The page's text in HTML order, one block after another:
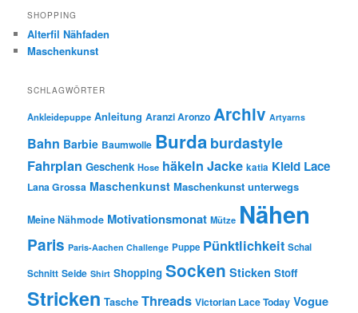
SHOPPING
Alterfil Nähfaden
Maschenkunst
SCHLAGWÖRTER
Ankleidepuppe Anleitung Aranzi Aronzo Archiv Artyarns
Bahn Barbie Baumwolle Burda burdastyle
Fahrplan Geschenk Hose häkeln Jacke katia Kleid Lace
Lana Grossa Maschenkunst Maschenkunst unterwegs
Meine Nähmode Motivationsmonat Mütze Nähen
Paris Paris-Aachen Challenge Puppe Pünktlichkeit Schal
Schnitt Seide Shirt Shopping Socken Sticken Stoff
Stricken Tasche Threads Victorian Lace Today Vogue